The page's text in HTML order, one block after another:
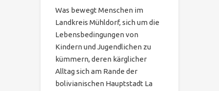
Was bewegt Menschen im
Landkreis Mühldorf, sich um die
Lebensbedingungen von
Kindern und Jugendlichen zu
kümmern, deren kärglicher
Alltag sich am Rande der
bolivianischen Hauptstadt La